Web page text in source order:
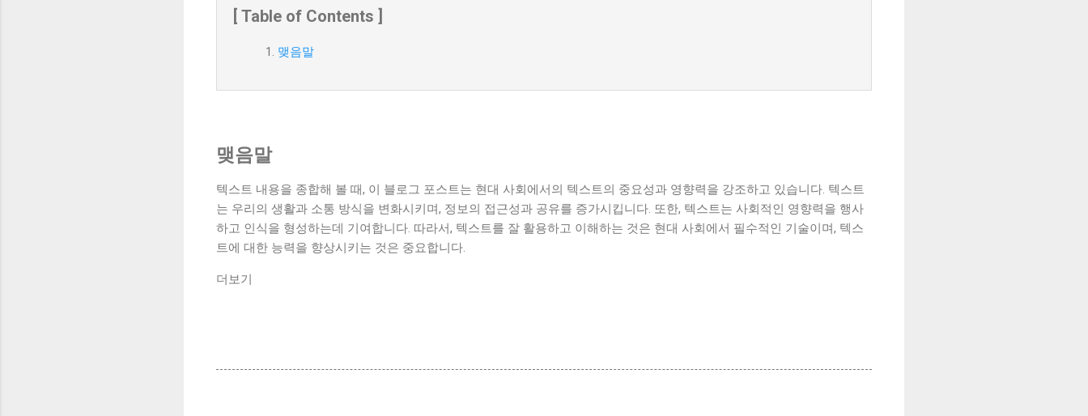
[ Table of Contents ]
맺음말
맺음말
텍스트 내용을 종합해 볼 때, 이 블로그 포스트는 현대 사회에서의 텍스트의 중요성과 영향력을 강조하고 있습니다. 텍스트
는 우리의 생활과 소통 방식을 변화시키며, 정보의 접근성과 공유를 증가시킵니다. 또한, 텍스트는 사회적인 영향력을 행사
하고 인식을 형성하는데 기여합니다. 따라서, 텍스트를 잘 활용하고 이해하는 것은 현대 사회에서 필수적인 기술이며, 텍스
트에 대한 능력을 향상시키는 것은 중요합니다.
더보기